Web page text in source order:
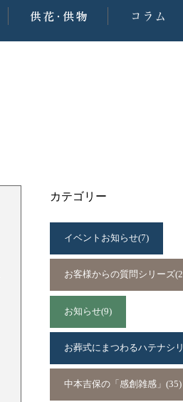
カテゴリー
イベントお知らせ(7)
お客様からの質問シリーズ
お知らせ(9)
お葬式にまつわるハテナシ
中本吉保の「感創雑感」 (35)